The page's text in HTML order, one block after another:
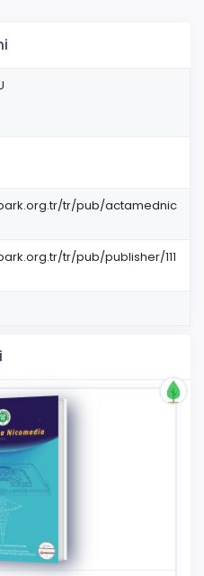
tr/pub/actamednic
tr/pub/publisher/111